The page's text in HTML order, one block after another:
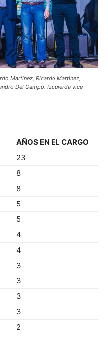
Martinez, Ricardo Martinez,
Del Campo. Izquierda vice-
AÑOS EN EL CARGO
23
8
8
5
5
4
4
3
3
3
3
2